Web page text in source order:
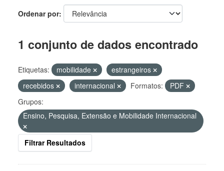
Ordenar por
1 conjunto de dados encontrado
Etiquetas: mobilidade
estrangeiros
recebidos
internacional Formatos:
PDF
Grupos:
Ensino, Pesquisa, Extensão e Mobilidade Internacional
Filtrar Resultados